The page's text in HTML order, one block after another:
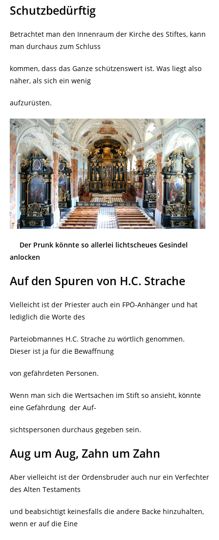
Schutzbedürftig
Betrachtet man den Innenraum der Kirche des Stiftes, kann
man durchaus zum Schluss
kommen, dass das Ganze schützenswert ist. Was liegt also
näher, als sich ein wenig
aufzurüsten.
Der Prunk könnte so allerlei lichtscheues Gesindel
anlocken
Auf den Spuren von H.C. Strache
Vielleicht ist der Priester auch ein FPÖ-Anhänger und hat
lediglich die Worte des
Parteiobmannes H.C. Strache zu wörtlich genommen.
Dieser ist ja für die Bewaffnung
von gefährdeten Personen.
Wenn man sich die Wertsachen im Stift so ansieht, könnte
eine Gefährdung der Auf-
sichtspersonen durchaus gegeben sein.
Aug um Aug, Zahn um Zahn
Aber vielleicht ist der Ordensbruder auch nur ein Verfechter
des Alten Testaments
und beabsichtigt keinesfalls die andere Backe hinzuhalten,
wenn er auf die Eine